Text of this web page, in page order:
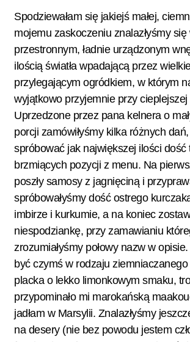
Spodziewałam się jakiejś małej,
mojemu zaskoczeniu znalazłyśmy się
przestronnym, ładnie urządzonym
ilością światła wpadającą przez
przylegającym ogródkiem, w którym
wyjątkowo przyjemnie przy
Uprzedzone przez pana kelnera o
porcji zamówiłyśmy kilka różnych
spróbować jak największej ilości dość
brzmiących pozycji z menu. Na
poszły samosy z jagnięciną i
spróbowałyśmy dość ostrego
imbirze i kurkumie, a na koniec
niespodziankę, przy zamawianiu
zrozumiałyśmy połowy nazw w
być czymś w rodzaju
placka o lekko limonkowym smaku,
przypominało mi marokańską
jadłam w Marsylii. Znalazłyśmy
na desery (nie bez powodu jestem